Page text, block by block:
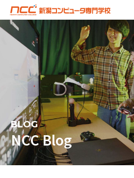
BLOG
NCC Blog